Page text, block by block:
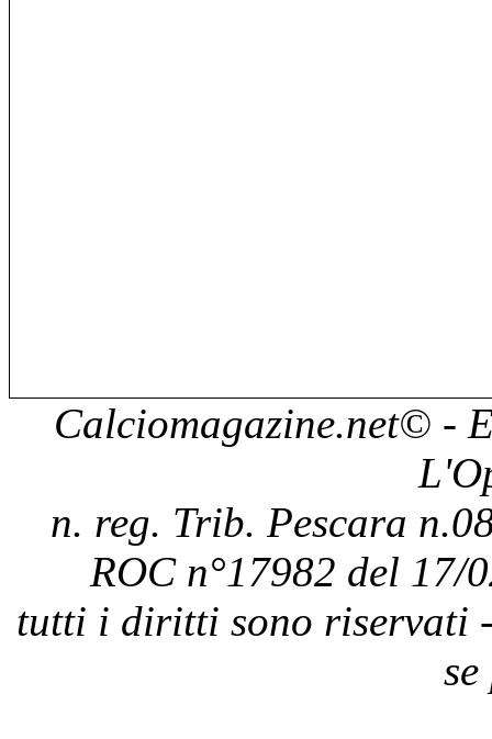
Calciomagazine.net© -
n. reg. Trib. Pescara
ROC n°17982 del 17/
tutti i diritti sono riservati